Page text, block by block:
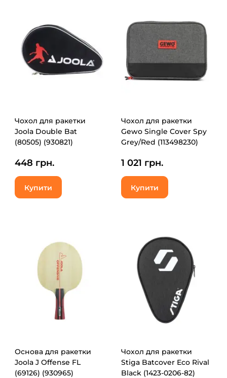
Чохол для ракетки
Joola Double Bat
(80505) (930821)
448 грн.
Купити
Чохол для ракетки
Gewo Single Cover Spy
Grey/Red (113498230)
1 021 грн.
Купити
Основа для ракетки
Joola J Offense FL
(69126) (930965)
Чохол для ракетки
Stiga Batcover Eco Rival
Black (1423-0206-82)